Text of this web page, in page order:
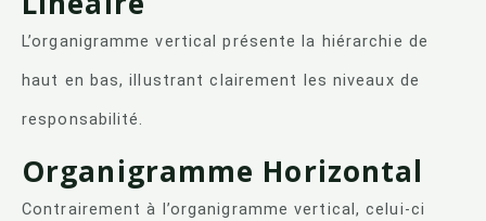
L’organigramme vertical présente la hiérarchie de
haut en bas, illustrant clairement les niveaux de
responsabilité.
Organigramme Horizontal
Contrairement à l’organigramme vertical, celui-ci